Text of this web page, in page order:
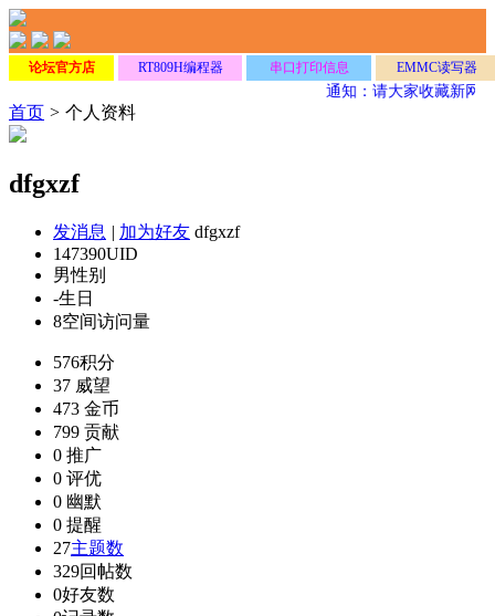
论坛官方店 RT809H编程器 串口打印信息 EMMC读写器
通知：请大家收藏新网址
首页 > 个人资料
dfgxzf
发消息 | 加为好友 dfgxzf
147390UID
男性别
-生日
8空间访问量
576积分
37 威望
473 金币
799 贡献
0 推广
0 评优
0 幽默
0 提醒
27主题数
329回帖数
0好友数